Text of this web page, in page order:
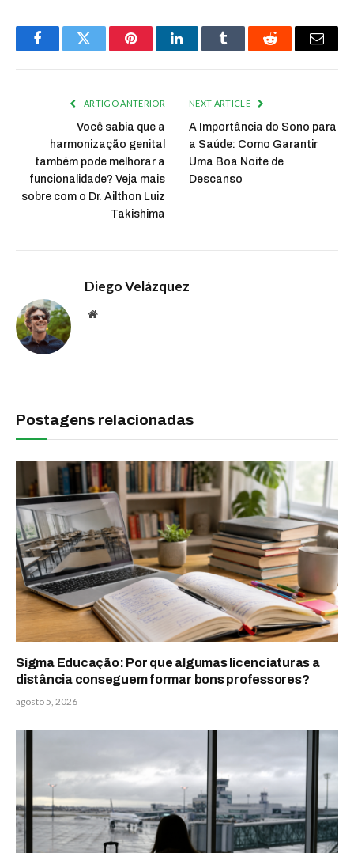
FacebookTwitter PinterestLinkedInTumblr Reddit Email
ARTIGO ANTERIOR
Você sabia que a
harmonização genital
também pode melhorar a
funcionalidade? Veja mais
sobre com o Dr. Ailthon Luiz
Takishima
NEXT ARTICLE
A Importância do Sono para
a Saúde: Como Garantir
Uma Boa Noite de
Descanso
Diego Velázquez
Website
Postagens relacionadas
Sigma Educação: Por que algumas licenciaturas a
distância conseguem formar bons professores?
agosto 5, 2026